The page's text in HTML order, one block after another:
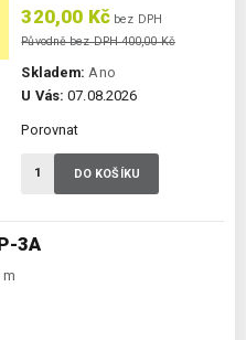
3A
m
320,00 Kč bez DPH
Původně bez DPH 400,00 Kč
Skladem: Ano
U Vás: 07.08.2026
Porovnat
DO KOŠÍKU